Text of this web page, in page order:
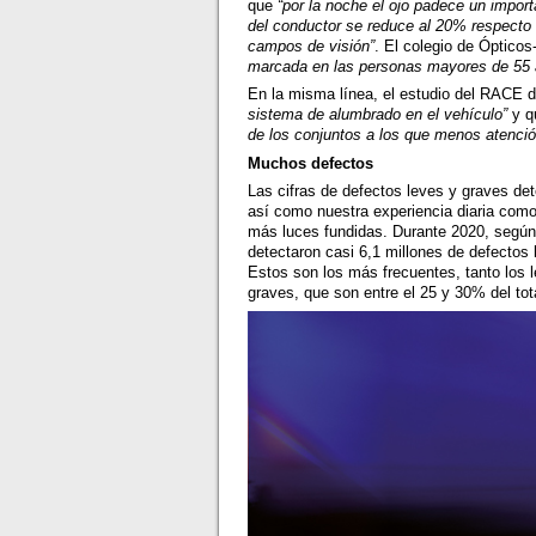
que “por la noche el ojo padece un
del conductor se reduce al 20%
campos de visión”. El colegio de
marcada en las personas mayores de 55
En la misma línea, el estudio del RACE
sistema de alumbrado en el vehículo”y
de los conjuntos a los que menos
Muchos defectos
Las cifras de defectos leves y graves
así como nuestra experiencia diaria
más luces fundidas. Durante 2020,
detectaron casi 6,1 millones de
Estos son los más frecuentes, tanto los
graves, que son entre el 25 y 30% del